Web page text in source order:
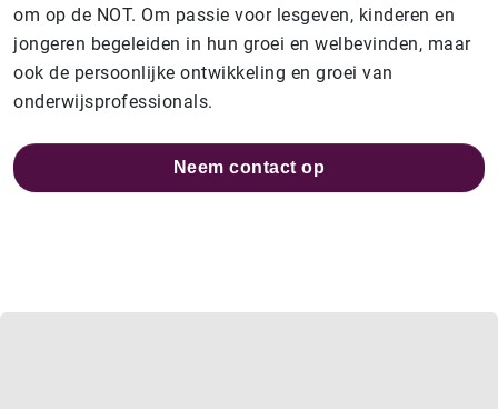
om op de NOT. Om passie voor lesgeven, kinderen en
jongeren begeleiden in hun groei en welbevinden, maar
ook de persoonlijke ontwikkeling en groei van
onderwijsprofessionals.
Neem contact op